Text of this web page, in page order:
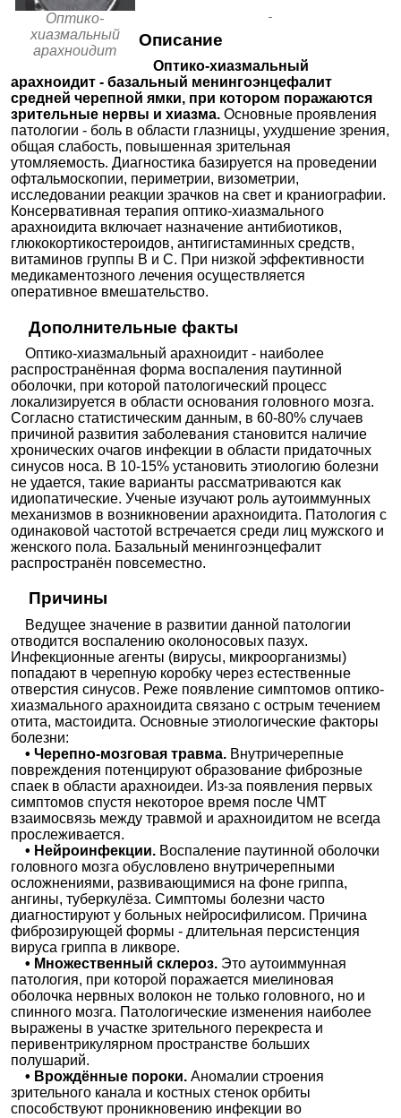
Ростов-на-Дону, ул. Тельмана, д.
110, стр. 1
Ещё 3191 клинику
Оптико-
хиазмальный
арахноидит
Описание
Оптико-хиазмальный
арахноидит - базальный менингоэнцефалит
средней черепной ямки, при котором поражаются
зрительные нервы и хиазма.Основные проявления
патологии - боль в области глазницы, ухудшение зрения,
общая слабость, повышенная зрительная
утомляемость. Диагностика базируется на проведении
офтальмоскопии, периметрии, визометрии,
исследовании реакции зрачков на свет и краниографии.
Консервативная терапия оптико-хиазмального
арахноидита включает назначение антибиотиков,
глюкокортикостероидов, антигистаминных средств,
витаминов группы В и С. При низкой эффективности
медикаментозного лечения осуществляется
оперативное вмешательство.
Дополнительные факты
Оптико-хиазмальный арахноидит - наиболее
распространённая форма воспаления паутинной
оболочки, при которой патологический процесс
локализируется в области основания головного мозга.
Согласно статистическим данным, в 60-80% случаев
причиной развития заболевания становится наличие
хронических очагов инфекции в области придаточных
синусов носа. В 10-15% установить этиологию болезни
не удается, такие варианты рассматриваются как
идиопатические. Ученые изучают роль аутоиммунных
механизмов в возникновении арахноидита. Патология с
одинаковой частотой встречается среди лиц мужского и
женского пола. Базальный менингоэнцефалит
распространён повсеместно.
Причины
Ведущее значение в развитии данной патологии
отводится воспалению околоносовых пазух.
Инфекционные агенты (вирусы, микроорганизмы)
попадают в черепную коробку через естественные
отверстия синусов. Реже появление симптомов оптико-
хиазмального арахноидита связано с острым течением
отита, мастоидита. Основные этиологические факторы
болезни:
• Черепно-мозговая травма. Внутричерепные
повреждения потенцируют образование фиброзные
спаек в области арахноидеи. Из-за появления первых
симптомов спустя некоторое время после ЧМТ
взаимосвязь между травмой и арахноидитом не всегда
прослеживается.
• Нейроинфекции. Воспаление паутинной оболочки
головного мозга обусловлено внутричерепными
осложнениями, развивающимися на фоне гриппа,
ангины, туберкулёза. Симптомы болезни часто
диагностируют у больных нейросифилисом. Причина
фиброзирующей формы - длительная персистенция
вируса гриппа в ликворе.
• Множественный склероз. Это аутоиммунная
патология, при которой поражается миелиновая
оболочка нервных волокон не только головного, но и
спинного мозга. Патологические изменения наиболее
выражены в участке зрительного перекреста и
перивентрикулярном пространстве больших
полушарий.
• Врождённые пороки.Аномалии строения
зрительного канала и костных стенок орбиты
способствуют проникновению инфекции во